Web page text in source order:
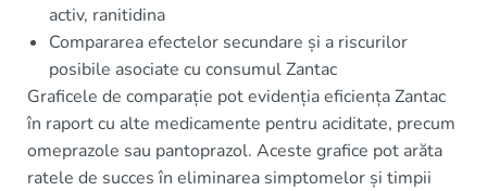
activ, ranitidina
Compararea efectelor secundare și a riscurilor
posibile asociate cu consumul Zantac
Graficele de comparație pot evidenția eficiența Zantac
în raport cu alte medicamente pentru aciditate, precum
omeprazole sau pantoprazol. Aceste grafice pot arăta
ratele de succes în eliminarea simptomelor și timpii